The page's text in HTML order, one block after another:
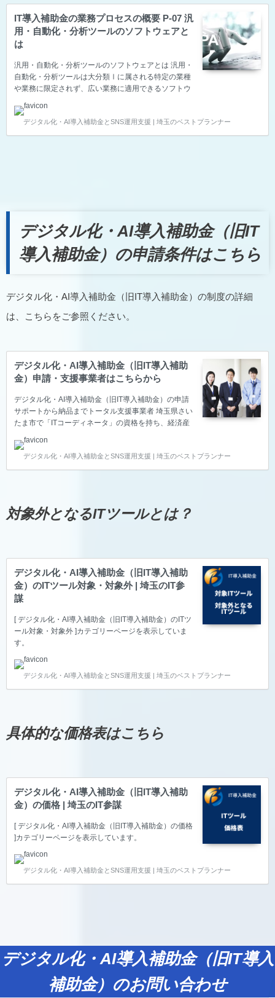
IT導入補助金の業務プロセスの概要 P-07 汎
用・自動化・分析ツールのソフトウェアと
は
汎用・自動化・分析ツールのソフトウェアとは 汎用・
自動化・分析ツールは大分類Ⅰに属される特定の業種
や業務に限定されず、広い業務に適用できるソフトウ
機能により生産性向上に寄与するソフトウェアです。
■汎用ツール 特定の業種や業務に限定されず、広い業
務に適用できるソフトウェア。表計算・ワープロ・簡
デジタル化・AI導入補助金とSNS運用支援 | 埼玉のベストプランナー
デジタル化・AI導入補助金（旧IT
導入補助金）の申請条件はこちら
デジタル化・AI導入補助金（旧IT導入補助金）の制度の詳細
は、こちらをご参照ください。
デジタル化・AI導入補助金（旧IT導入補助
金）申請・支援事業者はこちらから
デジタル化・AI導入補助金（旧IT導入補助金）の申請
サポートから納品までトータル支援事業者 埼玉県さい
たま市で「ITコーディネータ」の資格を持ち、経済産
るベストプランナー合同会社は、中小企業の生産性向
上をITで叶えるため、デジタル化・AI導入補助金（旧
IT導入補助金）の申請サポート～納品～報告までのト
的にZoom等のWeb会議でお話を聞きながらご提案い
デジタル化・AI導入補助金とSNS運用支援 | 埼玉のベストプランナー
対象外となるITツールとは？
デジタル化・AI導入補助金（旧IT導入補助
金）のITツール対象・対象外 | 埼玉のIT参
謀
[ デジタル化・AI導入補助金（旧IT導入補助金）のITツ
ール対象・対象外 ]カテゴリーページを表示していま
す。
デジタル化・AI導入補助金とSNS運用支援 | 埼玉のベストプランナー
具体的な価格表はこちら
デジタル化・AI導入補助金（旧IT導入補助
金）の価格 | 埼玉のIT参謀
[ デジタル化・AI導入補助金（旧IT導入補助金）の価格
]カテゴリーページを表示しています。
デジタル化・AI導入補助金とSNS運用支援 | 埼玉のベストプランナー
デジタル化・AI導入補助金（旧IT導入
補助金）のお問い合わせ